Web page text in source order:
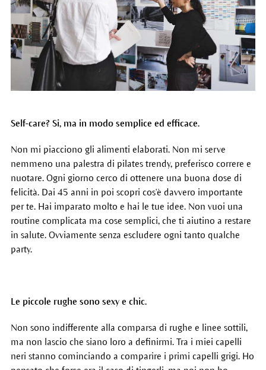
Self-care? Si, ma in modo semplice ed efficace.
Non mi piacciono gli alimenti elaborati. Non mi serve
nemmeno una palestra di pilates trendy, preferisco correre e
nuotare. Ogni giorno cerco di ottenere una buona dose di
felicità. Dai 45 anni in poi scopri cos'è davvero importante
per te. Hai imparato molto e hai le tue idee. Non vuoi una
routine complicata ma cose semplici, che ti aiutino a restare
in salute. Ovviamente senza escludere ogni tanto qualche
party.
Le piccole rughe sono sexy e chic.
Non sono indifferente alla comparsa di rughe e linee sottili,
ma non lascio che siano loro a definirmi. Tra i miei capelli
neri stanno cominciando a comparire i primi capelli grigi. Ho